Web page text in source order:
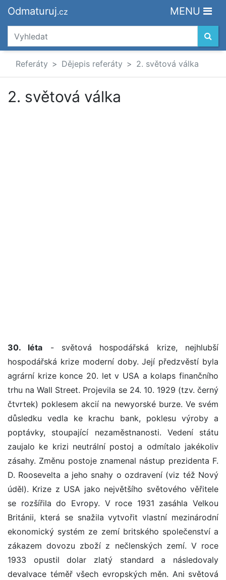
Odmaturuj.cz MENU
Referáty Dějepis referáty 2. světová válka
2. světová válka
30. léta - světová hospodářská krize, nejhlubší
hospodářská krize moderní doby. Její předzvěstí byla
agrární krize konce 20. let v USA a kolaps finančního
trhu na Wall Street. Projevila se 24. 10. 1929 (tzv. černý
čtvrtek) poklesem akcií na newyorské burze. Ve svém
důsledku vedla ke krachu bank, poklesu výroby a
poptávky, stoupající nezaměstnanosti. Vedení státu
zaujalo ke krizi neutrální postoj a odmítalo jakékoliv
zásahy. Změnu postoje znamenal nástup prezidenta F.
D. Roosevelta a jeho snahy o ozdravení (viz též Nový
úděl). Krize z USA jako největšího světového věřitele
se rozšířila do Evropy. V roce 1931 zasáhla Velkou
Británii, která se snažila vytvořit vlastní mezinárodní
ekonomický systém ze zemí britského společenství a
zákazem dovozu zboží z nečlenských zemí. V roce
1933 opustil dolar zlatý standard a následovaly
devalvace téměř všech evropských měn. Ani světová